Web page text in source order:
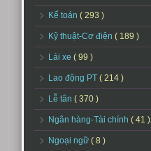
Kế toán ( 293 )
Kỹ thuật-Cơ điện ( 189 )
Lái xe ( 99 )
Lao động PT ( 214 )
Lễ tân ( 370 )
Ngân hàng-Tài chính ( 41 )
Ngoại ngữ ( 8 )